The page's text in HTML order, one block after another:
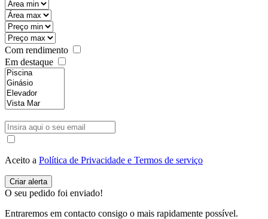
Com rendimento
Em destaque
Aceito a Política de Privacidade e Termos de serviço
O seu pedido foi enviado!
Entraremos em contacto consigo o mais rapidamente possível.